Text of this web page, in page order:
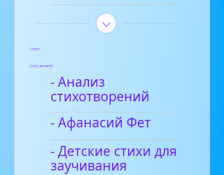
Статьи
Стихи для детей
- Анализ
стихотворений
- Афанасий Фет
- Детские стихи для
заучивания